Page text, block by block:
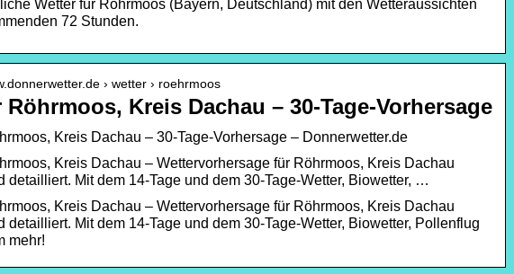
Wetter für Röhrmoos (Bayern, Deutschland) mit den Wetteraussichten
72 Stunden.
› wetter › roehrmoos
Röhrmoos, Kreis Dachau – 30-Tage-Vorhersage
Kreis Dachau – 30-Tage-Vorhersage – Donnerwetter.de
Kreis Dachau – Wettervorhersage für Röhrmoos, Kreis Dachau
detailliert. Mit dem 14-Tage und dem 30-Tage-Wetter, Biowetter, …
Kreis Dachau – Wettervorhersage für Röhrmoos, Kreis Dachau
detailliert. Mit dem 14-Tage und dem 30-Tage-Wetter, Biowetter, Pollenflug
mehr!